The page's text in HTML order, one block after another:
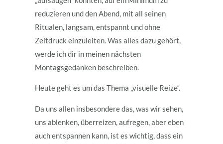
reduzieren und den Abend, mit all seinen
Ritualen, langsam, entspannt und ohne
Zeitdruck einzuleiten. Was alles dazu gehört,
werde ich dir in meinen nächsten
Montagsgedanken beschreiben.
Heute geht es um das Thema „visuelle Reize“.
Da uns allen insbesondere das, was wir sehen,
uns ablenken, überreizen, aufregen, aber eben
auch entspannen kann, ist es wichtig, dass ein